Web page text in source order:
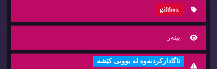
giftbox
بینه‌ر
ئاگاداركردنه‌وه‌ له‌ بوونی كێشه‌